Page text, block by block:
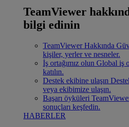
TeamViewer
bilgi edinin
TeamViewer Hakkında
kişiler, yerler ve nesneler.
İş ortağımız olun Global iş
katılın.
Destek ekibine ulaşın
veya ekibimize ulaşın.
Başarı öyküleri
sonuçları keşfedin.
HABERLER